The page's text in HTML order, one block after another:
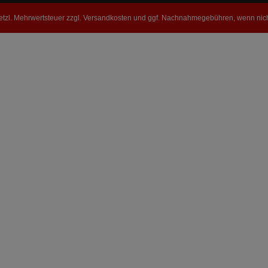
Mehrwertsteuer zzgl. Versandkosten und ggf. Nachnahmegebühren, wenn